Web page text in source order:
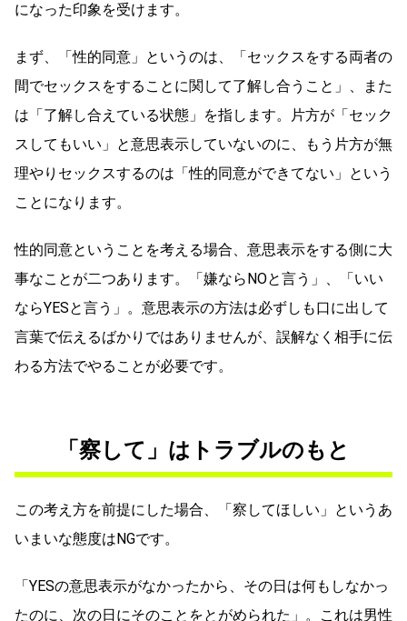
になった印象を受けます。
まず、「性的同意」というのは、「セックスをする両者の
間でセックスをすることに関して了解し合うこと」、また
は「了解し合えている状態」を指します。片方が「セック
スしてもいい」と意思表示していないのに、もう片方が無
理やりセックスするのは「性的同意ができてない」という
ことになります。
性的同意ということを考える場合、意思表示をする側に大
事なことが二つあります。「嫌ならNOと言う」、「いい
ならYESと言う」。意思表示の方法は必ずしも口に出して
言葉で伝えるばかりではありませんが、誤解なく相手に伝
わる方法でやることが必要です。
「察して」はトラブルのもと
この考え方を前提にした場合、「察してほしい」というあ
いまいな態度はNGです。
「YESの意思表示がなかったから、その日は何もしなかっ
たのに、次の日にそのことをとがめられた」。これは男性